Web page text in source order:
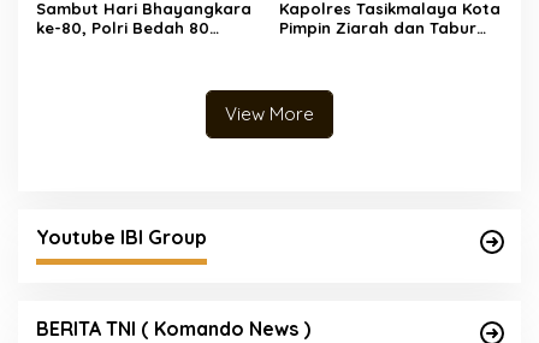
Sambut Hari Bhayangkara
ke-80, Polri Bedah 80
Kapolres Tasikmalaya Kota
Pimpin Ziarah dan Tabur
View More
Youtube IBI Group
BERITA TNI ( Komando News )